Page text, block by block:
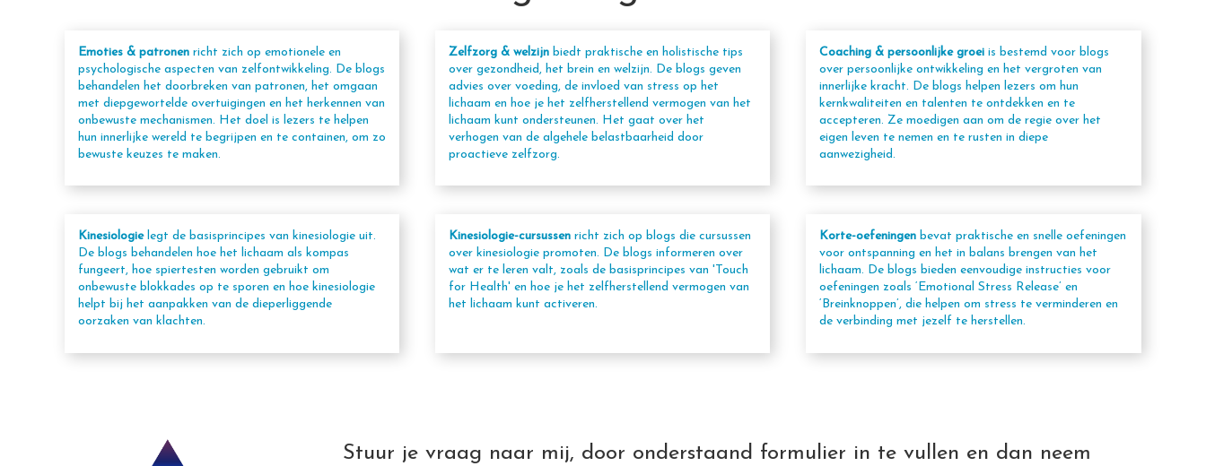
Emoties & patronen richt zich op emotionele en
psychologische aspecten van zelfontwikkeling. De blogs
behandelen het doorbreken van patronen, het omgaan
met diepgewortelde overtuigingen en het herkennen van
onbewuste mechanismen. Het doel is lezers te helpen
hun innerlijke wereld te begrijpen en te containen, om zo
bewuste keuzes te maken.
Zelfzorg & welzijn biedt praktische en holistische tips
over gezondheid, het brein en welzijn. De blogs geven
advies over voeding, de invloed van stress op het
lichaam en hoe je het zelfherstellend vermogen van het
lichaam kunt ondersteunen. Het gaat over het
verhogen van de algehele belastbaarheid door
proactieve zelfzorg.
Coaching & persoonlijke groeiis bestemd voor blogs
over persoonlijke ontwikkeling en het vergroten van
innerlijke kracht. De blogs helpen lezers om hun
kernkwaliteiten en talenten te ontdekken en te
accepteren. Ze moedigen aan om de regie over het
eigen leven te nemen en te rusten in diepe
aanwezigheid.
Kinesiologie legt de basisprincipes van kinesiologie uit.
De blogs behandelen hoe het lichaam als kompas
fungeert, hoe spiertesten worden gebruikt om
onbewuste blokkades op te sporen en hoe kinesiologie
helpt bij het aanpakken van de dieperliggende
oorzaken van klachten.
Kinesiologie-cursussenricht zich op blogs die cursussen
over kinesiologie promoten. De blogs informeren over
wat er te leren valt, zoals de basisprincipes van 'Touch
for Health' en hoe je het zelfherstellend vermogen van
het lichaam kunt activeren.
Korte-oefeningenbevat praktische en snelle oefeningen
voor ontspanning en het in balans brengen van het
lichaam. De blogs bieden eenvoudige instructies voor
oefeningen zoals ‘Emotional Stress Release’ en
‘Breinknoppen’, die helpen om stress te verminderen en
de verbinding met jezelf te herstellen.
Stuur je vraag naar mij, door onderstaand formulier in te vullen en dan neem